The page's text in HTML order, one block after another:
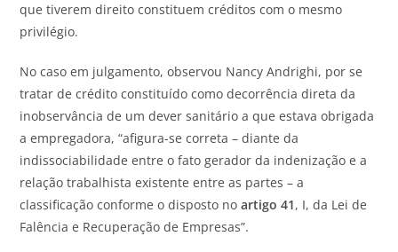
que tiverem direito constituem créditos com o mesmo
privilégio.
No caso em julgamento, observou Nancy Andrighi, por se
tratar de crédito constituído como decorrência direta da
inobservância de um dever sanitário a que estava obrigada
a empregadora, “afigura-se correta – diante da
indissociabilidade entre o fato gerador da indenização e a
relação trabalhista existente entre as partes – a
classificação conforme o disposto noartigo 41, I, da Lei de
Falência e Recuperação de Empresas”.